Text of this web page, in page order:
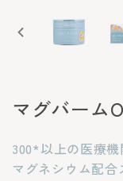
マグバーム
300*以上の医療機
マグネシウム配